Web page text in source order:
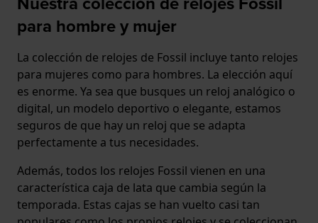
para hombre y mujer
La colección de relojes de Fossil incluye tanto relojes
para mujeres como para hombres. La elección aquí
es enorme. Ya sea que busques un reloj analógico o
digital, un modelo deportivo o elegante, estamos
seguros de que hay un reloj que se adapta
perfectamente a tus necesidades.
Además, todos los relojes Fossil vienen en una
característica caja de lata que cambia según la
temporada. Estas cajas se han vuelto casi tan